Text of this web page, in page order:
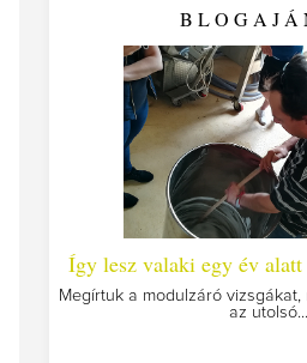
Így lesz valaki egy év alatt
Megírtuk a modulzáró
az utolsó...